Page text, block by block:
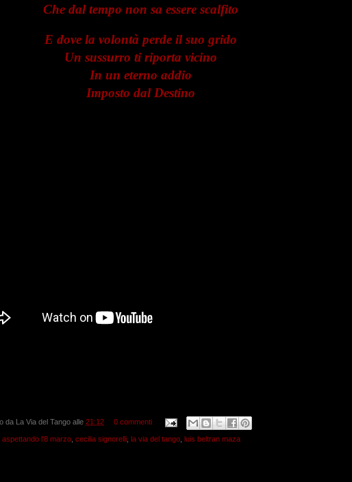
Che dal tempo non sa essere scalfito
E dove la volontà perde il suo grido
Un sussurro ti riporta vicino
In un eterno addio
Imposto dal Destino
da La Via del Tango alle 21:12 0 commenti
aspettando l'8 marzo cecilia signorelli la via del tango luis beltran maza